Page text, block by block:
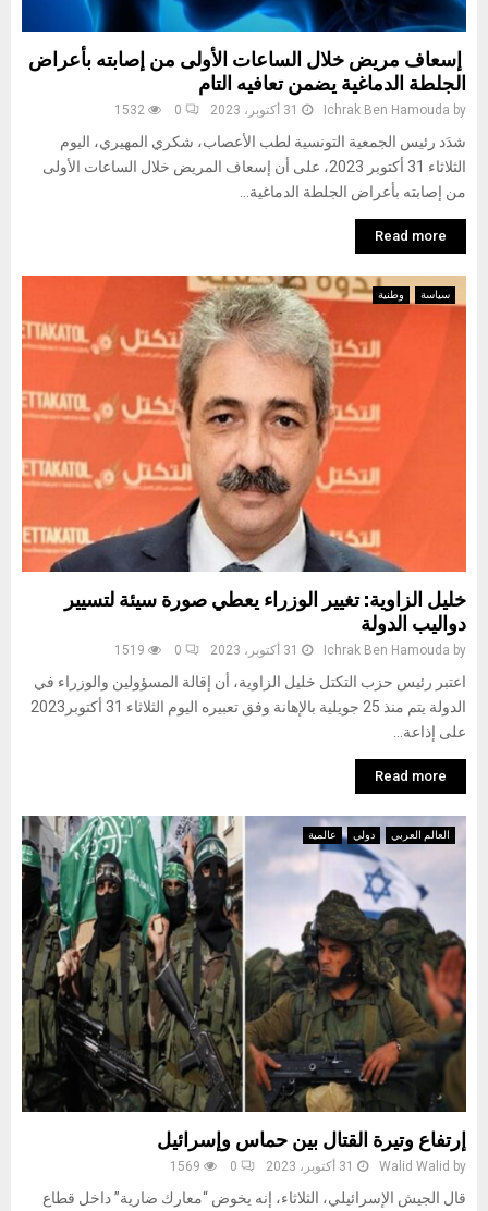
إسعاف مريض خلال الساعات الأولى من إصابته بأعراض
الجلطة الدماغية يضمن تعافيه التام
by
Ichrak Ben Hamouda 31 أكتوبر، 2023 0
1532
شدَد رئيس الجمعية التونسية لطب الأعصاب، شكري المهيري، اليوم
الثلاثاء 31 أكتوبر 2023، على أن إسعاف المريض خلال الساعات الأولى
من إصابته بأعراض الجلطة الدماغية...
Read more
سياسة وطنية
خليل الزاوية: تغيير الوزراء يعطي صورة سيئة لتسيير
دواليب الدولة
by
Ichrak Ben Hamouda 31 أكتوبر، 2023 0
1519
اعتبر رئيس حزب التكتل خليل الزاوية، أن إقالة المسؤولين والوزراء في
الدولة يتم منذ 25 جويلية بالإهانة وفق تعبيره اليوم الثلاثاء 31 أكتوبر2023
على إذاعة...
Read more
العالم العربي دولي عالمية
إرتفاع وتيرة القتال بين حماس وإسرائيل
by
Walid Walid 31 أكتوبر، 2023 0
1569
قال الجيش الإسرائيلي، الثلاثاء، إنه يخوض “معارك ضارية” داخل قطاع